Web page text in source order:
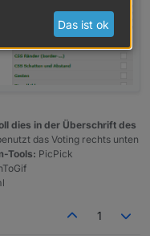
dies in der Überschrift des
das Voting rechts unten
Tools: PicPick
1
Das ist ok